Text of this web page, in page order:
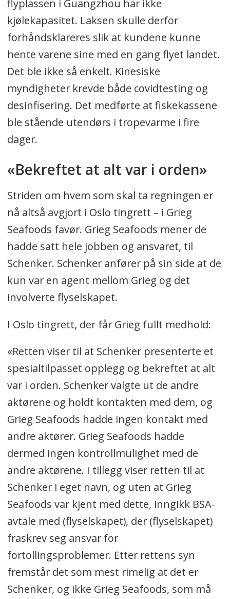
Kari Due-Andersen (Akershus Eiendom),
Sven Richard Magerøy Tønnessen
(Posten), Inga Strümke (NTNU), Lars Erik
Marcussen (Heidelberg Cement), Per-
Kenneth Øye (Felleskjøpet Agri), Kjell
Waløen (Volta Trucks), Øyvind Ludt
(Moderne Transport), Glenn Lund
(Logistikk Inside).
Se fullstendig program og meld deg
på via www.logistikk23.no
flyplassen i Guangzhou har ikke
kjølekapasitet. Laksen skulle derfor
forhåndsklareres slik at kundene kunne
hente varene sine med en gang flyet landet.
Det ble ikke så enkelt. Kinesiske
myndigheter krevde både covidtesting og
desinfisering. Det medførte at fiskekassene
ble stående utendørs i tropevarme i fire
dager.
«Bekreftet at alt var i orden»
Striden om hvem som skal ta regningen er
nå altså avgjort i Oslo tingrett – i Grieg
Seafoods favør. Grieg Seafoods mener de
hadde satt hele jobben og ansvaret, til
Schenker. Schenker anfører på sin side at de
kun var en agent mellom Grieg og det
involverte flyselskapet.
I Oslo tingrett, der får Grieg fullt medhold:
«Retten viser til at Schenker presenterte et
spesialtilpasset opplegg og bekreftet at alt
var i orden. Schenker valgte ut de andre
aktørene og holdt kontakten med dem, og
Grieg Seafoods hadde ingen kontakt med
andre aktører. Grieg Seafoods hadde
dermed ingen kontrollmulighet med de
andre aktørene. I tillegg viser retten til at
Schenker i eget navn, og uten at Grieg
Seafoods var kjent med dette, inngikk BSA-
avtale med (flyselskapet), der (flyselskapet)
fraskrev seg ansvar for
fortollingsproblemer. Etter rettens syn
fremstår det som mest rimelig at det er
Schenker, og ikke Grieg Seafoods, som må